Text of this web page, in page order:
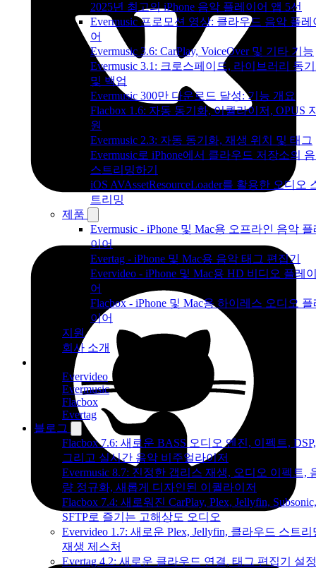
2025년 최고의 iPhone 음악 플레이어 앱 5선
Evermusic 프로모션 영상: 클라우드 음악 플레
어
Evermusic 3.6: CarPlay, VoiceOver 및 기타 기능
Evermusic 3.1: 크로스페이드, 라이브러리 동
및 백업
Evermusic 300만 다운로드 달성: 기능 개요
Flacbox 1.6: 자동 동기화, 이퀄라이저, OPUS
원
Evermusic 2.3: 자동 동기화, 재생 위치 및 태그
Evermusic로 iPhone에서 클라우드 저장소의
스트리밍하기
iOS AVAssetResourceLoader를 활용한 오디오
트리밍
제품
Evermusic - iPhone 및 Mac용 오프라인 음악 플
이어
Evertag - iPhone 및 Mac용 음악 태그 편집기
Evervideo - iPhone 및 Mac용 HD 비디오 플레
어
Flacbox - iPhone 및 Mac용 하이레스 오디오 플
이어
지원
회사 소개
Evervideo
Evermusic
Flacbox
Evertag
블로그
Flacbox 7.6: 새로운 BASS 오디오 엔진, 이펙트, DSP,
그리고 실시간 음악 비주얼라이저
Evermusic 8.7: 진정한 갭리스 재생, 오디오 이펙트,
량 정규화, 새롭게 디자인된 이퀄라이저
Flacbox 7.4: 새로워진 CarPlay, Plex, Jellyfin, Subsonic,
SFTP로 즐기는 고해상도 오디오
Evervideo 1.7: 새로운 Plex, Jellyfin, 클라우드 스트리
재생 제스처
Evertag 4.2: 새로운 클라우드 연결, 태그 편집기 설정